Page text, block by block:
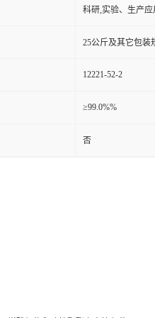
科研,实验、生产应
25公斤及其它包装
12221-52-2
≥99.0%%
否